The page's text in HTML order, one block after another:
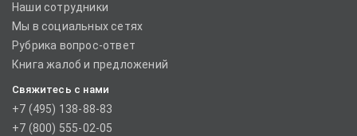
Наши сотрудники
Мы в социальных сетях
Рубрика вопрос-ответ
Книга жалоб и предложений
Свяжитесь с нами
+7 (495) 138-88-83
+7 (800) 555-02-05